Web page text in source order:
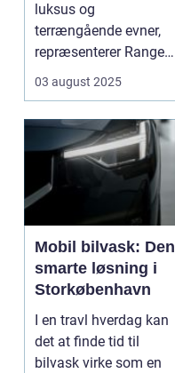
luksus og
terrængående evner,
repræsenterer Range
Rover n...
03 august 2025
Mobil bilvask: Den
smarte løsning i
Storkøbenhavn
I en travl hverdag kan
det at finde tid til
bilvask virke som en